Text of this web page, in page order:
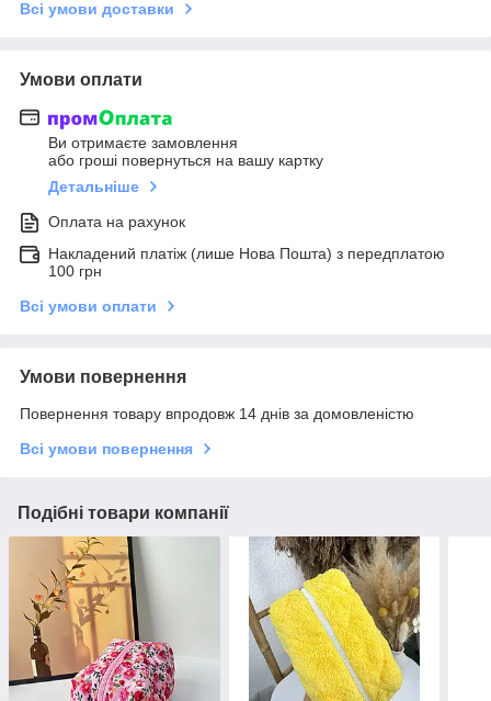
Всі умови доставки
Умови оплати
Ви отримаєте замовлення
або гроші повернуться на вашу картку
Детальніше
Оплата на рахунок
Накладений платіж (лише Нова Пошта) з передплатою
100 грн
Всі умови оплати
Умови повернення
Повернення товару впродовж 14 днів за домовленістю
Всі умови повернення
Подібні товари компанії